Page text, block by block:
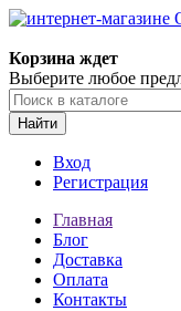
Корзина ждет
Выберите любое
Найти
Вход
Регистрация
Главная
Блог
Доставка
Оплата
Контакты